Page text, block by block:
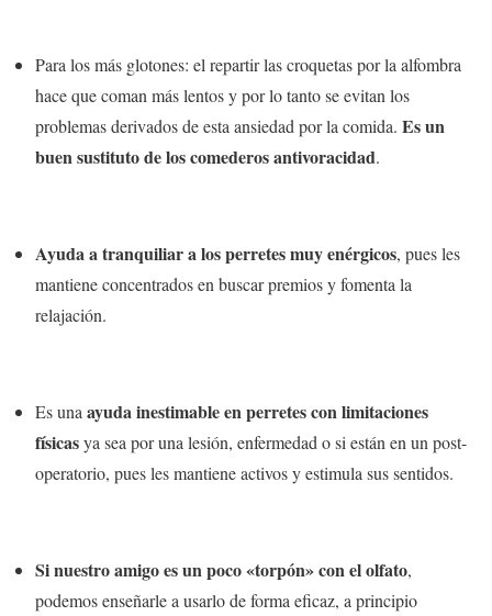
Para los más glotones: el repartir las croquetas por la alfombra
hace que coman más lentos y por lo tanto se evitan los
problemas derivados de esta ansiedad por la comida. Es un
buen sustituto de los comederos antivoracidad.
Ayuda a tranquiliar a los perretes muy enérgicos, pues les
mantiene concentrados en buscar premios y fomenta la
relajación.
Es una ayuda inestimable en perretes con limitaciones
físicasya sea por una lesión, enfermedad o si están en un post-
operatorio, pues les mantiene activos y estimula sus sentidos.
Si nuestro amigo es un poco «torpón» con el olfato,
podemos enseñarle a usarlo de forma eficaz, a principio